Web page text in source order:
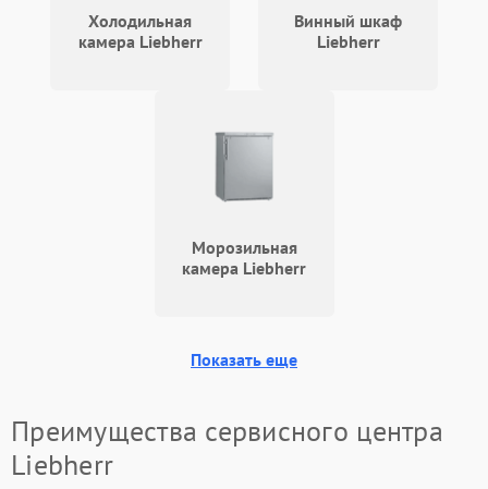
Подробнее →
Холодильная
камера Liebherr
Винный шкаф
Liebherr
Морозильная
камера Liebherr
Показать еще
Преимущества сервисного центра
Liebherr